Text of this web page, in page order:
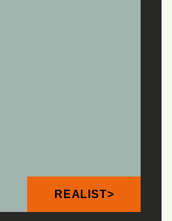
REALIST>